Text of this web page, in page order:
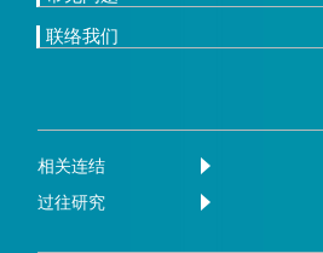
联络我们
相关连结
过往研究